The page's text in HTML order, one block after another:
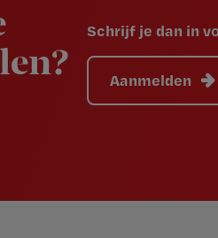
Schrijf je dan in
Aanmelden